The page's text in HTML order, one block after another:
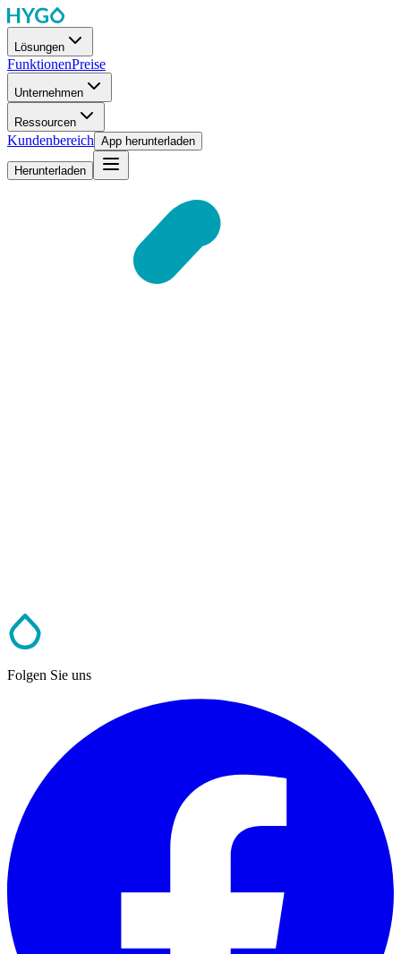
Lösungen
FunktionenPreise
Unternehmen
Ressourcen
Kundenbereich App herunterladen
Herunterladen
Folgen Sie uns